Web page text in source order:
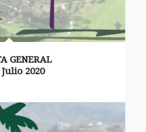
GENERAL
2020